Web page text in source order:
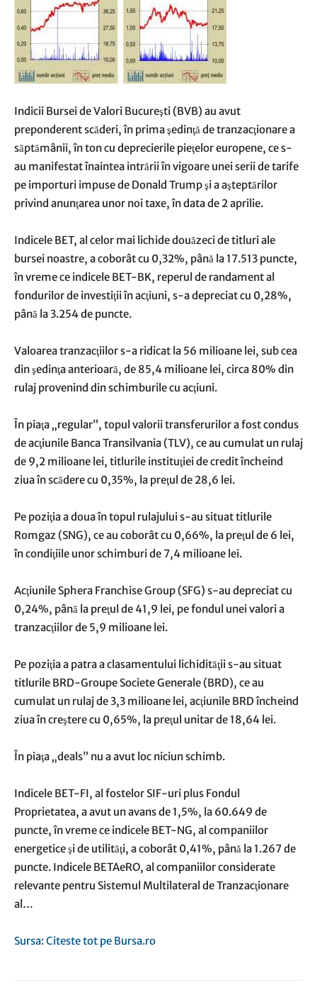
Indicii Bursei de Valori Bucureşti (BVB) au avut
preponderent scăderi, în prima şedinţă de tranzacţionare a
săptămânii, în ton cu deprecierile pieţelor europene, ce s-
au manifestat înaintea intrării în vigoare unei serii de tarife
pe importuri impuse de Donald Trump şi a aşteptărilor
privind anunţarea unor noi taxe, în data de 2 aprilie.
Indicele BET, al celor mai lichide douăzeci de titluri ale
bursei noastre, a coborât cu 0,32%, până la 17.513 puncte,
în vreme ce indicele BET-BK, reperul de randament al
fondurilor de investiţii în acţiuni, s-a depreciat cu 0,28%,
până la 3.254 de puncte.
Valoarea tranzacţiilor s-a ridicat la 56 milioane lei, sub cea
din şedinţa anterioară, de 85,4 milioane lei, circa 80% din
rulaj provenind din schimburile cu acţiuni.
În piaţa „regular”, topul valorii transferurilor a fost condus
de acţiunile Banca Transilvania (TLV), ce au cumulat un rulaj
de 9,2 milioane lei, titlurile instituţiei de credit încheind
ziua în scădere cu 0,35%, la preţul de 28,6 lei.
Pe poziţia a doua în topul rulajului s-au situat titlurile
Romgaz (SNG), ce au coborât cu 0,66%, la preţul de 6 lei,
în condiţiile unor schimburi de 7,4 milioane lei.
Acţiunile Sphera Franchise Group (SFG) s-au depreciat cu
0,24%, până la preţul de 41,9 lei, pe fondul unei valori a
tranzacţiilor de 5,9 milioane lei.
Pe poziţia a patra a clasamentului lichidităţii s-au situat
titlurile BRD-Groupe Societe Generale (BRD), ce au
cumulat un rulaj de 3,3 milioane lei, acţiunile BRD încheind
ziua în creştere cu 0,65%, la preţul unitar de 18,64 lei.
În piaţa „deals” nu a avut loc niciun schimb.
Indicele BET-FI, al fostelor SIF-uri plus Fondul
Proprietatea, a avut un avans de 1,5%, la 60.649 de
puncte, în vreme ce indicele BET-NG, al companiilor
energetice şi de utilităţi, a coborât 0,41%, până la 1.267 de
puncte. Indicele BETAeRO, al companiilor considerate
relevante pentru Sistemul Multilateral de Tranzacţionare
al…
Sursa: Citeste tot pe Bursa.ro